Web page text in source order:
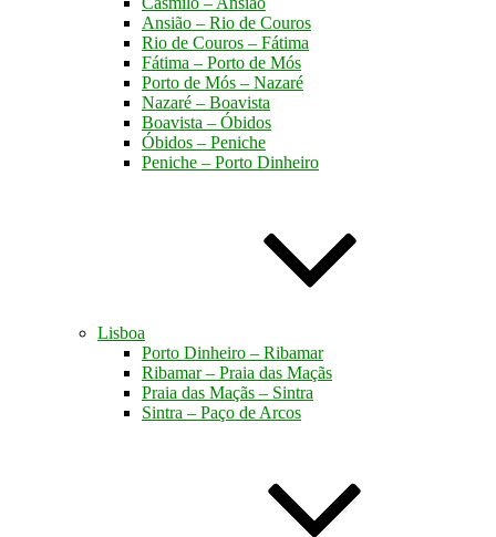
Ansião – Rio de Couros
Rio de Couros – Fátima
Fátima – Porto de Mós
Porto de Mós – Nazaré
Nazaré – Boavista
Boavista – Óbidos
Óbidos – Peniche
Peniche – Porto Dinheiro
Lisboa
Porto Dinheiro – Ribamar
Ribamar – Praia das Maçãs
Praia das Maçãs – Sintra
Sintra – Paço de Arcos